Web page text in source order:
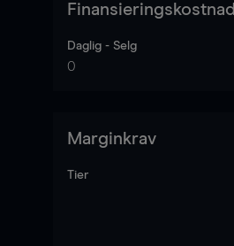
Finansieringskostnad
Daglig - Selg
0
Marginkrav
Tier